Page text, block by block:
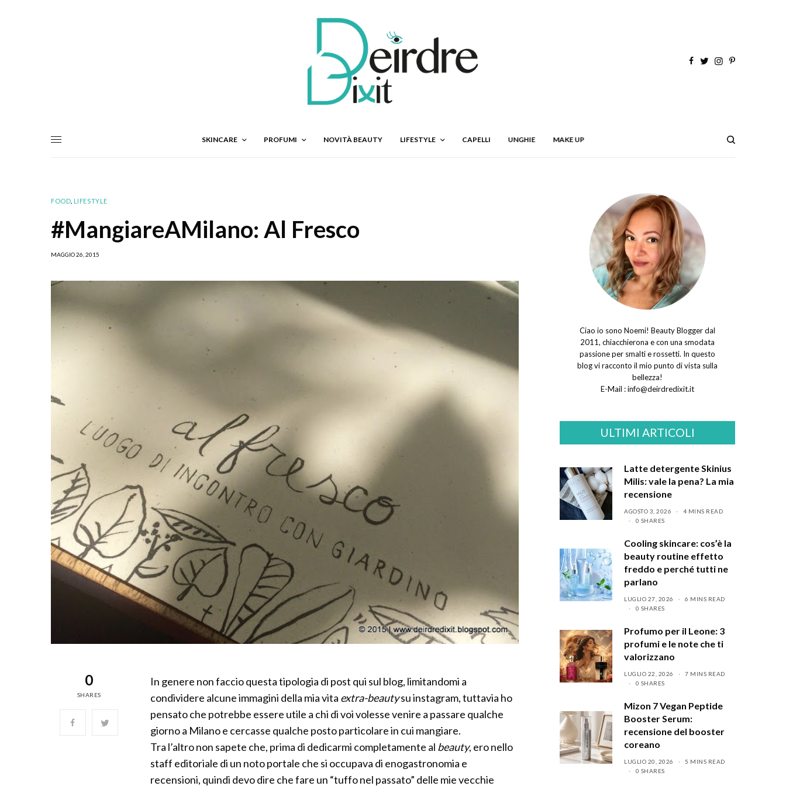
SKINCARE PROFUMI NOVITÀ BEAUTY LIFESTYLE CAPELLI UNGHIE MAKE UP
FOOD, LIFESTYLE
#MangiareAMilano: Al Fresco
MAGGIO 26, 2015
0
SHARES
In genere non faccio questa tipologia di post qui sul blog, limitandomi a
condividere alcune immagini della mia vita extra-beautysu instagram, tuttavia ho
pensato che potrebbe essere utile a chi di voi volesse venire a passare qualche
giorno a Milano e cercasse qualche posto particolare in cui mangiare.
Tra l’altro non sapete che, prima di dedicarmi completamente al beauty, ero nello
staff editoriale di un noto portale che si occupava di enogastronomia e
recensioni, quindi devo dire che fare un “tuffo nel passato” delle mie vecchie
Ciao io sono Noemi! Beauty Blogger dal
2011, chiacchierona e con una smodata
passione per smalti e rossetti. In questo
blog vi racconto il mio punto di vista sulla
bellezza!
E-Mail :info@deirdredixit.it
ULTIMI ARTICOLI
Latte detergente Skinius
Milis: vale la pena? La mia
recensione
AGOSTO 3, 2026
4 MINS READ
0 SHARES
Cooling skincare: cos’è la
beauty routine effetto
freddo e perché tutti ne
parlano
LUGLIO 27, 2026
6 MINS READ
0 SHARES
Profumo per il Leone: 3
profumi e le note che ti
valorizzano
LUGLIO 22, 2026
7 MINS READ
0 SHARES
Mizon 7 Vegan Peptide
Booster Serum:
recensione del booster
coreano
LUGLIO 20, 2026
5 MINS READ
0 SHARES